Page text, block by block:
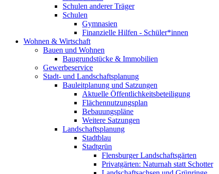
Schulen anderer Träger
Schulen
Gymnasien
Finanzielle Hilfen - Schüler*innen
Wohnen & Wirtschaft
Bauen und Wohnen
Baugrundstücke & Immobilien
Gewerbeservice
Stadt- und Landschaftsplanung
Bauleitplanung und Satzungen
Aktuelle Öffentlichkeitsbeteiligung
Flächennutzungsplan
Bebauungspläne
Weitere Satzungen
Landschaftsplanung
Stadtblau
Stadtgrün
Flensburger Landschaftsgärten
Privatgärten: Naturnah statt Schotter